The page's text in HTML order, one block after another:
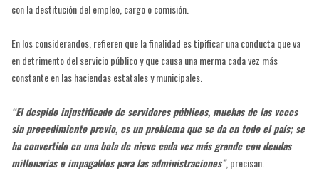
con la destitución del empleo, cargo o comisión.
En los considerandos, refieren que la finalidad es tipificar una conducta que va
en detrimento del servicio público y que causa una merma cada vez más
constante en las haciendas estatales y municipales.
“El despido injustificado de servidores públicos, muchas de las veces
sin procedimiento previo, es un problema que se da en todo el país; se
ha convertido en una bola de nieve cada vez más grande con deudas
millonarias e impagables para las administraciones”, precisan.